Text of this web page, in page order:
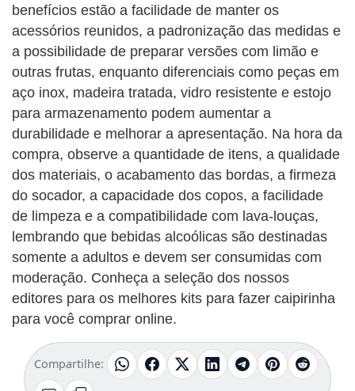
benefícios estão a facilidade de manter os
acessórios reunidos, a padronização das medidas e
a possibilidade de preparar versões com limão e
outras frutas, enquanto diferenciais como peças em
aço inox, madeira tratada, vidro resistente e estojo
para armazenamento podem aumentar a
durabilidade e melhorar a apresentação. Na hora da
compra, observe a quantidade de itens, a qualidade
dos materiais, o acabamento das bordas, a firmeza
do socador, a capacidade dos copos, a facilidade
de limpeza e a compatibilidade com lava-louças,
lembrando que bebidas alcoólicas são destinadas
somente a adultos e devem ser consumidas com
moderação. Conheça a seleção dos nossos
editores para os melhores kits para fazer caipirinha
para você comprar online.
Compartilhe: